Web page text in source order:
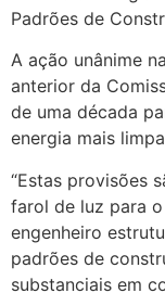
Padrões de
A ação unânime
anterior da
de uma década
energia mais
“Estas provisões
farol de luz para o
engenheiro
padrões de
substanciais em